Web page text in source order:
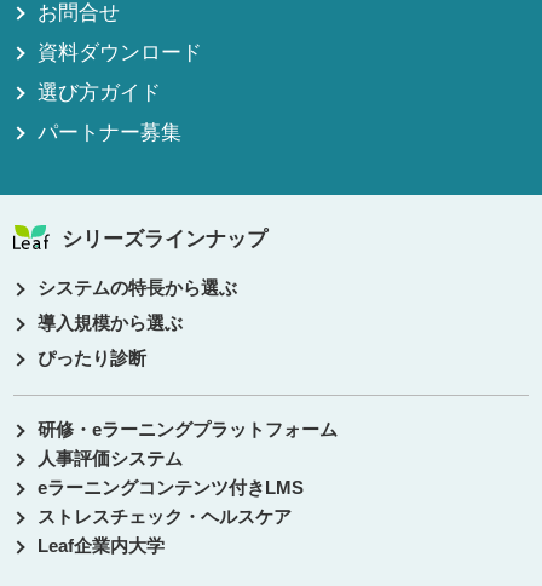
お問合せ
資料ダウンロード
選び方ガイド
パートナー募集
シリーズラインナップ
システムの特長から選ぶ
導入規模から選ぶ
ぴったり診断
研修・eラーニングプラットフォーム
人事評価システム
eラーニングコンテンツ付きLMS
ストレスチェック・ヘルスケア
Leaf企業内大学